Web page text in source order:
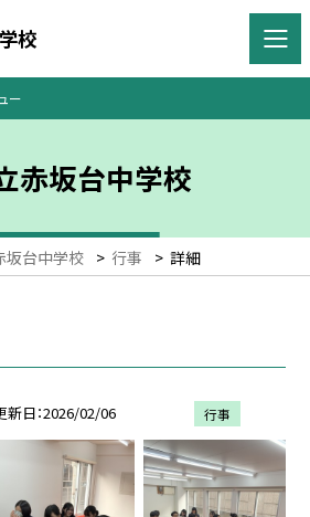
校
ー
赤坂台中学校
坂台中学校 > 行事 > 詳細
新日 2026/02/06 行事